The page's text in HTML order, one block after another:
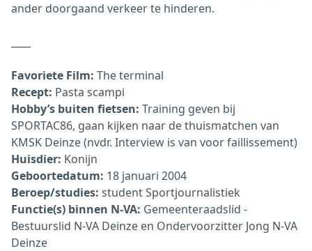
ander doorgaand verkeer te hinderen.
Favoriete Film: The terminal
Recept: Pasta scampi
⁠Hobby’s buiten fietsen: Training geven bij
SPORTAC86, gaan kijken naar de thuismatchen van
KMSK Deinze (nvdr. Interview is van voor faillissement)
⁠Huisdier: Konijn
⁠Geboortedatum: 18 januari 2004
⁠Beroep/studies: student Sportjournalistiek
⁠Functie(s) binnen N-VA: Gemeenteraadslid -
Bestuurslid N-VA Deinze en Ondervoorzitter Jong N-VA
Deinze